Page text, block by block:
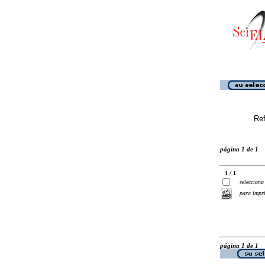
página 1 de 1
1 / 1
selecciona
para
página 1 de 1